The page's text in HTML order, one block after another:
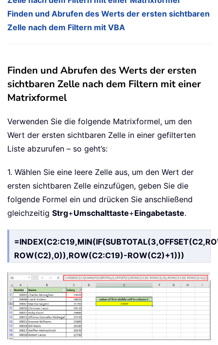
Finden und Abrufen des Werts der ersten sichtbaren
Zelle nach dem Filtern mit VBA
Finden und Abrufen des Werts der ersten
sichtbaren Zelle nach dem Filtern mit einer
Matrixformel
Verwenden Sie die folgende Matrixformel, um den
Wert der ersten sichtbaren Zelle in einer gefilterten
Liste abzurufen – so geht’s:
1. Wählen Sie eine leere Zelle aus, um den Wert der
ersten sichtbaren Zelle einzufügen, geben Sie die
folgende Formel ein und drücken Sie anschließend
gleichzeitig Strg+Umschalttaste+Eingabetaste.
ROW(C2),0)),ROW(C2:C19)-ROW(C2)+1)))